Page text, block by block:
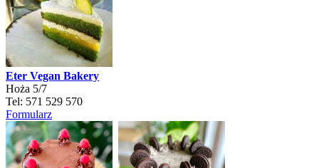
Eter Vegan Bakery
Hoża 5/7
Tel: 571 529 570
Formularz